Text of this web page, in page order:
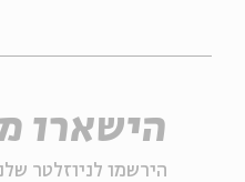
הישארו
הירשמו לניוזלטר